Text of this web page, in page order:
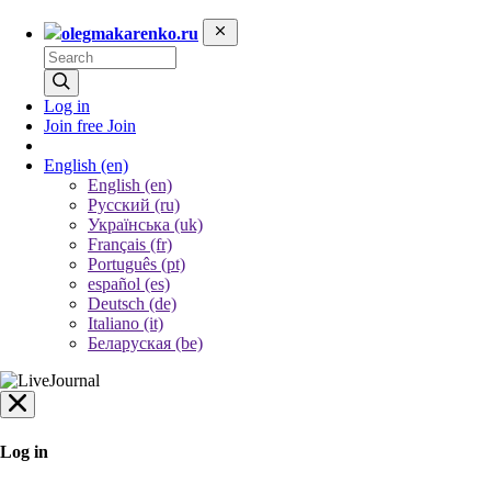
olegmakarenko.ru
Log in
Join free Join
English (en)
English (en)
Русский (ru)
Українська (uk)
Français (fr)
Português (pt)
español (es)
Deutsch (de)
Italiano (it)
Беларуская (be)
Log in